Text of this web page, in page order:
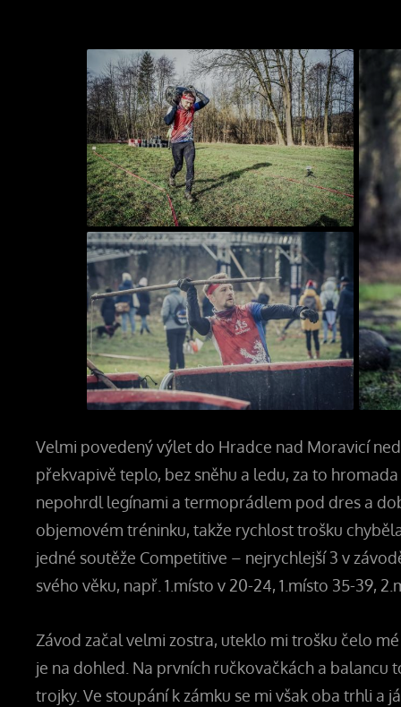
Velmi povedený výlet do Hradce nad Moravicí
překvapivě teplo, bez sněhu a ledu, za to
nepohrdl legínami a termoprádlem pod dres a
objemovém tréninku, takže rychlost trošku
jedné soutěže Competitive – nejrychlejší 3 v
svého věku, např. 1.místo v 20-24, 1.místo 35-39,
Závod začal velmi zostra, uteklo mi trošku čelo
je na dohled. Na prvních ručkovačkách a
trojky. Ve stoupání k zámku se mi však oba trhli a